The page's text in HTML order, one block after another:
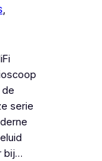
de
serie
bij…